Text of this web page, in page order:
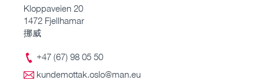
Kloppaveien 20
1472 Fjellhamar
挪威
+47 (67) 98 05 50
kundemottak.oslo@man.eu